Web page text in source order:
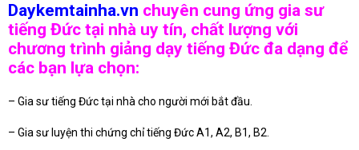
Daykemtainha.vn chuyên cung ứng gia sư
tiếng Đức tại nhà uy tín, chất lượng với
chương trình giảng dạy tiếng Đức đa dạng để
các bạn lựa chọn:
– Gia sư tiếng Đức tại nhà cho người mới bắt đầu.
– Gia sư luyện thi chứng chỉ tiếng Đức A1, A2, B1, B2.